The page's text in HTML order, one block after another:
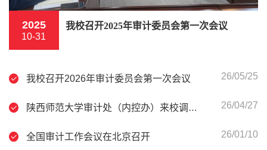
我校召开2025年审计委员会第一次会议
2025
10-31
我校召开2026年审计委员会第一次会议 26/05/25
陕西师范大学审计处（内控办）来校调研交流 26/04/27
全国审计工作会议在北京召开 26/01/10